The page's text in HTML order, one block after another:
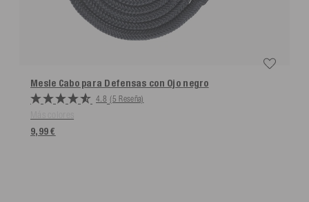
Mesle Cabo para Defensas con Ojo negro
4.8 (5 Reseña)
9,99 €